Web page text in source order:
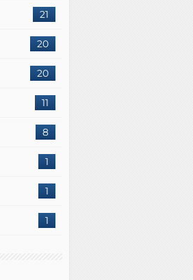
21
20
20
11
8
1
1
1